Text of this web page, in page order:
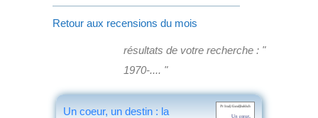
Retour aux recensions du mois
résultats de votre recherche : "
1970-.... "
Un coeur, un destin : la